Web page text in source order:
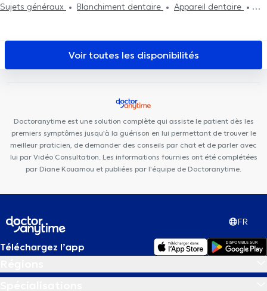
Cabinet médical
Cabinet médical Couez-Forret
Centre de
Docteur Elamine
Centreaa SPhysical
Clinique des
Clinique Notre-Dame de Grâce Centre Movinity
Sujets généraux
Blanchiment dentaire
Appareil dentaire
Voir toutes les disponibilités
Doctoranytime est une solution complète qui assiste le patient dès les
premiers symptômes jusqu'à la guérison en lui permettant de trouver le
meilleur praticien, de demander des conseils par chat et de parler avec
lui par Vidéo Consultation. Les informations fournies ont été complétées
par Diane Kouamou et publiées par l'équipe de Doctoranytime.
FR
Téléchargez l’app